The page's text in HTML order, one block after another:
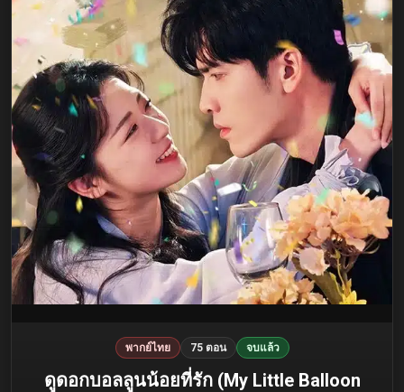
พากย์ไทย 75 ตอน จบแล้ว
ดูดอกบอลลูนน้อยที่รัก (My Little Balloon